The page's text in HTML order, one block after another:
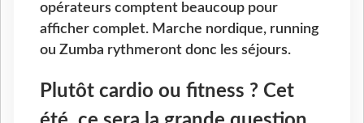
opérateurs comptent beaucoup pour
afficher complet. Marche nordique, running
ou Zumba rythmeront donc les séjours.
Plutôt cardio ou fitness ? Cet